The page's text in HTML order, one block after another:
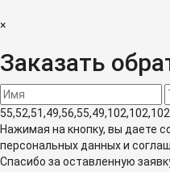
×
Заказать
Нажимая на кнопку, вы даете
персональных данных и
Спасибо за оставленную